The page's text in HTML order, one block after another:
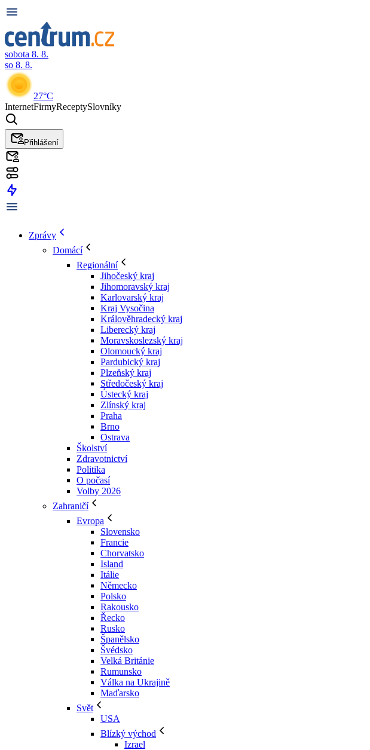
sobota 8. 8.
so 8. 8.
27°C
InternetFirmyReceptySlovníky
Přihlášení
Zprávy
Domácí
Regionální
Jihočeský kraj
Jihomoravský kraj
Karlovarský kraj
Kraj Vysočina
Králověhradecký kraj
Liberecký kraj
Moravskoslezský kraj
Olomoucký kraj
Pardubický kraj
Plzeňský kraj
Středočeský kraj
Ústecký kraj
Zlínský kraj
Praha
Brno
Ostrava
Školství
Zdravotnictví
Politika
O počasí
Volby 2026
Zahraničí
Evropa
Slovensko
Francie
Chorvatsko
Island
Itálie
Německo
Polsko
Rakousko
Řecko
Rusko
Španělsko
Švédsko
Velká Británie
Rumunsko
Válka na Ukrajině
Maďarsko
Svět
USA
Blízký východ
Izrael